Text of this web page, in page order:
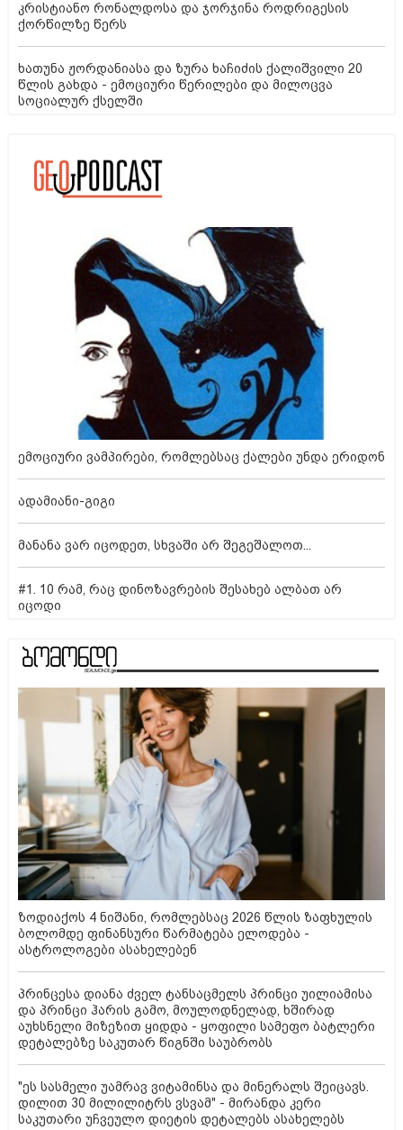
კრისტიანო რონალდოსა და ჯორჯინა როდრიგესის
ქორწილზე წერს
ხათუნა ჟორდანიასა და ზურა ხაჩიძის ქალიშვილი 20
წლის გახდა - ემოციური წერილები და მილოცვა
სოციალურ ქსელში
ემოციური ვამპირები, რომლებსაც ქალები უნდა ერიდონ
ადამიანი-გიგი
მანანა ვარ იცოდეთ, სხვაში არ შეგეშალოთ...
#1. 10 რამ, რაც დინოზავრების შესახებ ალბათ არ
იცოდი
ზოდიაქოს 4 ნიშანი, რომლებსაც 2026 წლის ზაფხულის
ბოლომდე ფინანსური წარმატება ელოდება -
ასტროლოგები ასახელებენ
პრინცესა დიანა ძველ ტანსაცმელს პრინცი უილიამისა
და პრინცი ჰარის გამო, მოულოდნელად, ხშირად
აუხსნელი მიზეზით ყიდდა - ყოფილი სამეფო ბატლერი
დეტალებზე საკუთარ წიგნში საუბრობს
"ეს სასმელი უამრავ ვიტამინსა და მინერალს შეიცავს.
დილით 30 მილილიტრს ვსვამ" - მირანდა კერი
საკუთარი უჩვეულო დიეტის დეტალებს ასახელებს